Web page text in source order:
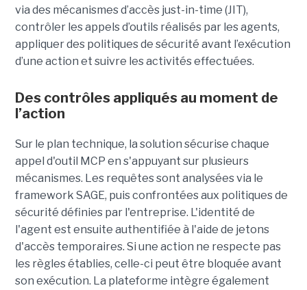
via des mécanismes d’accès just-in-time (JIT),
contrôler les appels d’outils réalisés par les agents,
appliquer des politiques de sécurité avant l’exécution
d’une action et suivre les activités effectuées.
Des contrôles appliqués au moment de
l’action
Sur le plan technique, la solution sécurise chaque
appel d'outil MCP en s'appuyant sur plusieurs
mécanismes. Les requêtes sont analysées via le
framework SAGE, puis confrontées aux politiques de
sécurité définies par l'entreprise. L'identité de
l'agent est ensuite authentifiée à l'aide de jetons
d'accès temporaires. Si une action ne respecte pas
les règles établies, celle-ci peut être bloquée avant
son exécution. La plateforme intègre également